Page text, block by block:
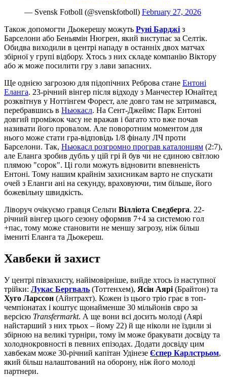
— Svensk Fotboll (@svenskfotboll) February 27, 2026
Також допомогти Дьокерешу можуть Руні Барджі з
Барселони або Беньямін Нюгрен, який виступає за Селтік.
Обидва виходили в центрі нападу в останніх двох матчах
збірної у групі відбору. Хтось з них складе компанію Віктору
або ж може посилити гру з лави запасних.
Ще однією загрозою для підопічних Реброва стане Ентоні
Еланга. 23-річний вінгер після відходу з Манчестер Юнайтед
розквітнув у Ноттінгем Форест, але довго там не затримався,
перебравшись в Ньюкасл. На Сент-Джеймс Парк Ентоні
довгий проміжок часу не вражав і багато хто вже почав
називати його провалом. Але поворотним моментом для
нього може стати гра-відповідь 1/8 фіналу ЛЧ проти
Барселони. Так, Ньюкасл розгромно програв каталонцям (2:7),
але Еланга зробив дубль у цій грі й був чи не єдиною світлою
плямою "сорок". Ці голи можуть відновити впевненість
Ентоні. Тому нашим крайнім захисникам варто не спускати
очей з Еланги ані на секунду, враховуючи, тим більше, його
божевільну швидкість.
Ліворуч очікуємо гравця Сельти Вілліота Сведберга. 22-
річний вінгер цього сезону оформив 7+4 за системою гол
+пас, тому може становити не меншу загрозу, ніж більш
імениті Еланга та Дьокереш.
Хавбеки й захист
У центрі півзахисту, найімовірніше, вийде хтось із наступної
трійки: Лукас Бергваль (Тоттенхем), Ясін Аярі (Брайтон) та
Хуго Ларссон (Айнтрахт). Кожен із цього тріо грає в топ-
чемпіонатах і коштує щонайменше 30 мільйонів євро за
версією Transfermarkt. А ще вони всі досить молоді (Аярі
найстарший з них трьох – йому 22) й ще ніколи не їздили зі
збірною на великі турніри, тому їм може бракувати досвіду та
холоднокровності в певних епізодах. Додати досвіду цим
хавбекам може 30-річний капітан Удінезе Єспер Карлстрьом,
який більш налаштований на оборону, ніж його молоді
партнери.